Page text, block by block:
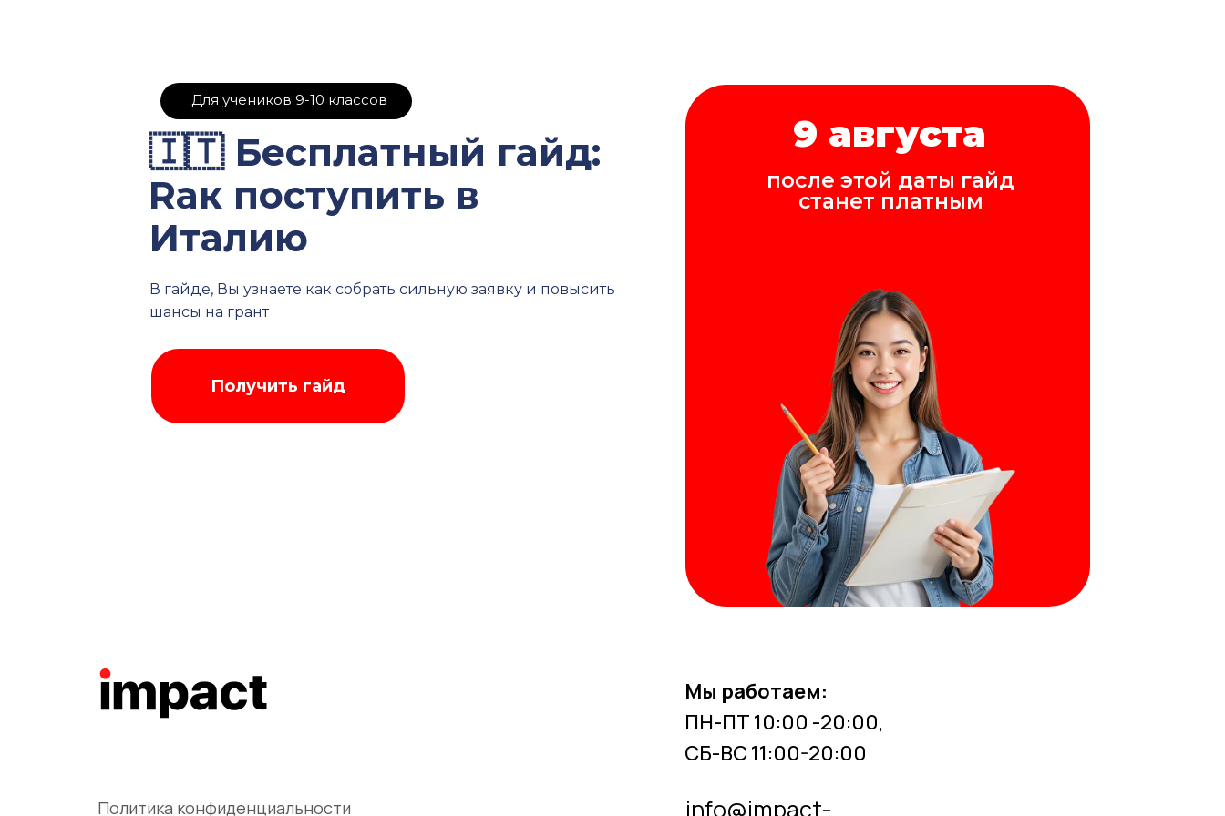
9 августа
после этой даты гайд
станет платным
Для учеников 9-10 классов
В гайде, Вы узнаете как собрать сильную заявку и повысить
шансы на грант
🇮🇹 Бесплатный гайд:
Rак поступить в
Италию
Оставьте заявку и мы вышлем вам
гайд после оставления заявки
Получить гайд
Мы работаем:
ПН-ПТ 10:00 -20:00,
СБ-ВС 11:00-20:00
Политика конфиденциальности info@impact-